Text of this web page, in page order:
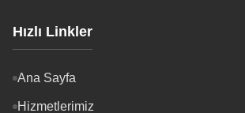
Hızlı Linkler
Ana Sayfa
Hizmetlerimiz